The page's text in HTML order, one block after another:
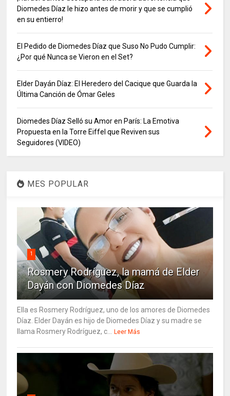
Diomedes Díaz le hizo antes de morir y que se cumplió
en su entierro!
El Pedido de Diomedes Díaz que Suso No Pudo Cumplir:
¿Por qué Nunca se Vieron en el Set?
Elder Dayán Díaz: El Heredero del Cacique que Guarda la
Última Canción de Ómar Geles
Diomedes Díaz Selló su Amor en París: La Emotiva
Propuesta en la Torre Eiffel que Reviven sus
Seguidores (VIDEO)
MES POPULAR
1
Rosmery Rodríguez, la mamá de Elder
Dayán con Diomedes Díaz
Ella es Rosmery Rodríguez, uno de los amores de Diomedes
Díaz. Elder Dayán es hijo de Diomedes Díaz y su madre se
llama Rosmery Rodríguez, c... Leer Más